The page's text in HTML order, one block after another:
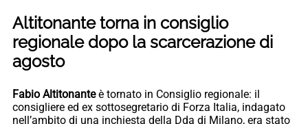
Altitonante torna in consiglio
regionale dopo la scarcerazione di
agosto
Fabio Altitonanteè tornato in Consiglio regionale: il
consigliere ed ex sottosegretario di Forza Italia, indagato
nell’ambito di una inchiesta della Dda di Milano, era stato